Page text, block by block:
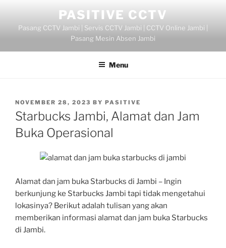
content
PASITIVE CCTV
Pasang CCTV Jambi | Servis CCTV Jambi | CCTV Online Jambi |
Pasang Mesin Absen Jambi
Menu
POSTED
ON
NOVEMBER 28, 2023 BY PASITIVE
Starbucks Jambi, Alamat dan Jam
Buka Operasional
Alamat dan jam buka Starbucks di Jambi – Ingin
berkunjung ke Starbucks Jambi tapi tidak mengetahui
lokasinya? Berikut adalah tulisan yang akan
memberikan informasi alamat dan jam buka Starbucks
di Jambi.